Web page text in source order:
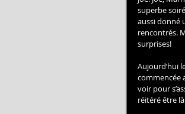
superbe
aussi donné
rencontrés.
surprises!
Aujourd’hui
commencée
voir pour
réitéré être